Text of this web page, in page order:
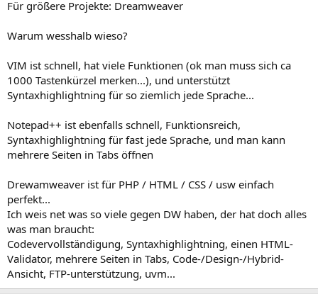
Für größere Projekte: Dreamweaver
Warum wesshalb wieso?
VIM ist schnell, hat viele Funktionen (ok man muss sich ca
1000 Tastenkürzel merken...), und unterstützt
Syntaxhighlightning für so ziemlich jede Sprache...
Notepad++ ist ebenfalls schnell, Funktionsreich,
Syntaxhighlightning für fast jede Sprache, und man kann
mehrere Seiten in Tabs öffnen
Drewamweaver ist für PHP / HTML / CSS / usw einfach
perfekt...
Ich weis net was so viele gegen DW haben, der hat doch alles
was man braucht:
Codevervollständigung, Syntaxhighlightning, einen HTML-
Validator, mehrere Seiten in Tabs, Code-/Design-/Hybrid-
Ansicht, FTP-unterstützung, uvm...